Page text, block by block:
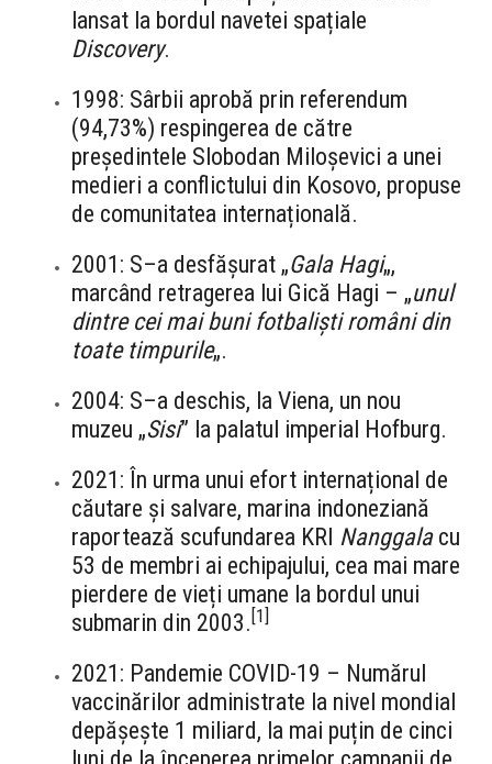
lansat la bordul navetei spațiale
Discovery.
1998: Sârbii aprobă prin referendum
(94,73%) respingerea de către
președintele Slobodan Miloșevici a unei
medieri a conflictului din Kosovo, propuse
de comunitatea internațională.
2001: S–a desfășurat „Gala Hagi„,
marcând retragerea lui Gică Hagi – „unul
dintre cei mai buni fotbaliști români din
toate timpurile„.
2004: S–a deschis, la Viena, un nou
muzeu „Sisi” la palatul imperial Hofburg.
2021: În urma unui efort internațional de
căutare și salvare, marina indoneziană
raportează scufundarea KRI Nanggalacu
53 de membri ai echipajului, cea mai mare
pierdere de vieți umane la bordul unui
submarin din 2003. [1]
2021: Pandemie COVID-19 – Numărul
vaccinărilor administrate la nivel mondial
depășește 1 miliard, la mai puțin de cinci